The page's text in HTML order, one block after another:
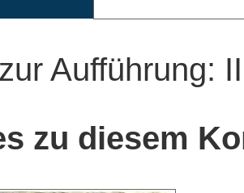
Aufführung:
zu diesem